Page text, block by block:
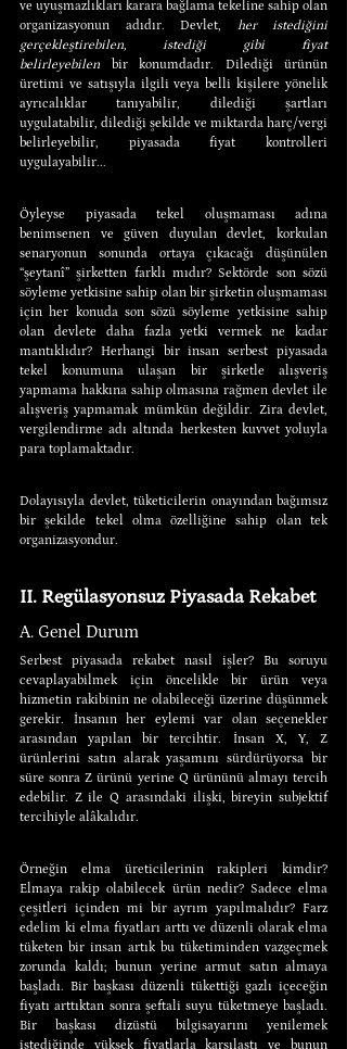
ve uyuşmazlıkları karara bağlama tekeline sahip olan
organizasyonun adıdır. Devlet, her istediğini
gerçekleştirebilen, istediği gibi fiyat
belirleyebilen bir konumdadır. Dilediği ürünün
üretimi ve satışıyla ilgili veya belli kişilere yönelik
ayrıcalıklar tanıyabilir, dilediği şartları
uygulatabilir, dilediği şekilde ve miktarda harç/vergi
belirleyebilir, piyasada fiyat kontrolleri
uygulayabilir...
Öyleyse piyasada tekel oluşmaması adına
benimsenen ve güven duyulan devlet, korkulan
senaryonun sonunda ortaya çıkacağı düşünülen
“şeytanî” şirketten farklı mıdır? Sektörde son sözü
söyleme yetkisine sahip olan bir şirketin oluşmaması
için her konuda son sözü söyleme yetkisine sahip
olan devlete daha fazla yetki vermek ne kadar
mantıklıdır? Herhangi bir insan serbest piyasada
tekel konumuna ulaşan bir şirketle alışveriş
yapmama hakkına sahip olmasına rağmen devlet ile
alışveriş yapmamak mümkün değildir. Zira devlet,
vergilendirme adı altında herkesten kuvvet yoluyla
para toplamaktadır.
Dolayısıyla devlet, tüketicilerin onayından bağımsız
bir şekilde tekel olma özelliğine sahip olan tek
organizasyondur.
II. Regülasyonsuz Piyasada Rekabet
A. Genel Durum
Serbest piyasada rekabet nasıl işler? Bu soruyu
cevaplayabilmek için öncelikle bir ürün veya
hizmetin rakibinin ne olabileceği üzerine düşünmek
gerekir. İnsanın her eylemi var olan seçenekler
arasından yapılan bir tercihtir. İnsan X, Y, Z
ürünlerini satın alarak yaşamını sürdürüyorsa bir
süre sonra Z ürünü yerine Q ürününü almayı tercih
edebilir. Z ile Q arasındaki ilişki, bireyin subjektif
tercihiyle alâkalıdır.
Örneğin elma üreticilerinin rakipleri kimdir?
Elmaya rakip olabilecek ürün nedir? Sadece elma
çeşitleri içinden mi bir ayrım yapılmalıdır? Farz
edelim ki elma fiyatları arttı ve düzenli olarak elma
tüketen bir insan artık bu tüketiminden vazgeçmek
zorunda kaldı; bunun yerine armut satın almaya
başladı. Bir başkası düzenli tükettiği gazlı içeceğin
fiyatı arttıktan sonra şeftali suyu tüketmeye başladı.
Bir başkası dizüstü bilgisayarını yenilemek
istediğinde yüksek fiyatlarla karşılaştı ve bunun